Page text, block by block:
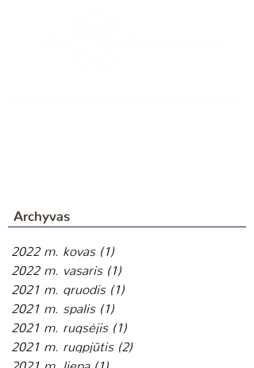
Archyvas
2022 m. kovas (1)
2022 m. vasaris
(1)
2021 m. gruodis
(1)
2021 m. spalis
(1)
2021 m. rugsėjis
(1)
2021 m. rugpjūtis
(2)
2021 m. liepa
(1)